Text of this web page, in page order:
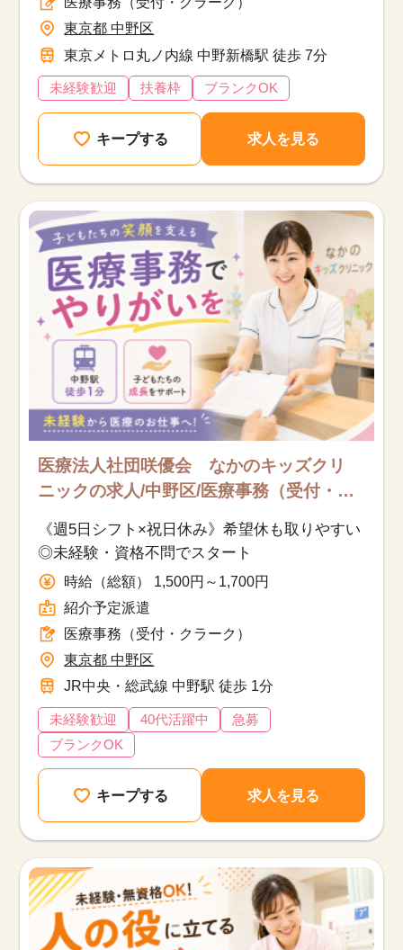
東京都 中野区
東京メトロ丸ノ内線 中野新橋駅 徒歩 7分
未経験歓迎 扶養枠 ブランクOK
キープする 求人を見る
医療法人社団咲優会 なかのキッズクリ
ニックの求人/中野区/医療事務（受付・ク
《週5日シフト×祝日休み》希望休も取りやすい
◎未経験・資格不問でスタート
時給（総額） 1,500円～1,700円
紹介予定派遣
医療事務（受付・クラーク）
東京都 中野区
JR中央・総武線 中野駅 徒歩 1分
未経験歓迎 40代活躍中
急募
ブランクOK
キープする 求人を見る